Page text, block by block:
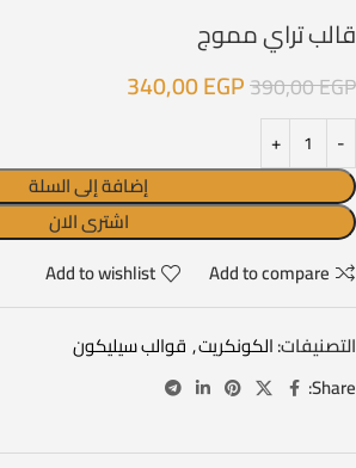
قالب تراي مموج
390,00EGP
340,00EGP
إضافة إلى السلة
اشترى الان
Add to compare
Add to wishlist
التصنيفات:الكونكريت, قوالب سيليكون
Share: